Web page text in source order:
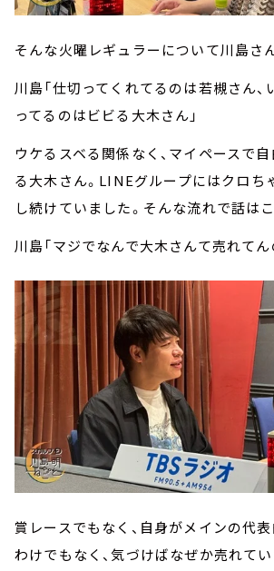
そんな火曜レギュラーについて川島さ
川島「仕切ってくれてるのは若槻さん、
ってるのはビビる大木さん」
ウケるスベる関係なく、マイペースで
る大木さん。LINEグループにはクロち
し続けていました。そんな流れで話は
川島「マジでなんで大木さんて売れてん
賞レースでもなく、自身がメインの代
わけでもなく、気づけばなぜか売れて